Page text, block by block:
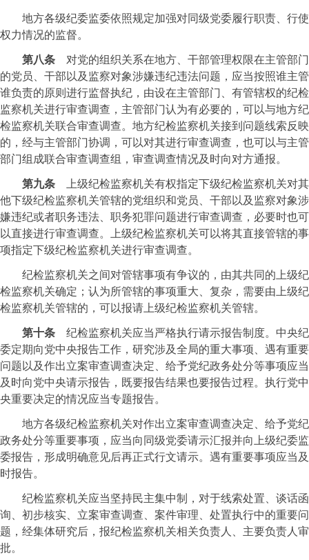
地方各级纪委监委依照规定加强对同级党委履行职责、行使
权力情况的监督。
第八条 对党的组织关系在地方、干部管理权限在主管部门
的党员、干部以及监察对象涉嫌违纪违法问题，应当按照谁主管
谁负责的原则进行监督执纪，由设在主管部门、有管辖权的纪检
监察机关进行审查调查，主管部门认为有必要的，可以与地方纪
检监察机关联合审查调查。地方纪检监察机关接到问题线索反映
的，经与主管部门协调，可以对其进行审查调查，也可以与主管
部门组成联合审查调查组，审查调查情况及时向对方通报。
第九条 上级纪检监察机关有权指定下级纪检监察机关对其
他下级纪检监察机关管辖的党组织和党员、干部以及监察对象涉
嫌违纪或者职务违法、职务犯罪问题进行审查调查，必要时也可
以直接进行审查调查。上级纪检监察机关可以将其直接管辖的事
项指定下级纪检监察机关进行审查调查。
纪检监察机关之间对管辖事项有争议的，由其共同的上级纪
检监察机关确定；认为所管辖的事项重大、复杂，需要由上级纪
检监察机关管辖的，可以报请上级纪检监察机关管辖。
第十条 纪检监察机关应当严格执行请示报告制度。中央纪
委定期向党中央报告工作，研究涉及全局的重大事项、遇有重要
问题以及作出立案审查调查决定、给予党纪政务处分等事项应当
及时向党中央请示报告，既要报告结果也要报告过程。执行党中
央重要决定的情况应当专题报告。
地方各级纪检监察机关对作出立案审查调查决定、给予党纪
政务处分等重要事项，应当向同级党委请示汇报并向上级纪委监
委报告，形成明确意见后再正式行文请示。遇有重要事项应当及
时报告。
纪检监察机关应当坚持民主集中制，对于线索处置、谈话函
询、初步核实、立案审查调查、案件审理、处置执行中的重要问
题，经集体研究后，报纪检监察机关相关负责人、主要负责人审
批。